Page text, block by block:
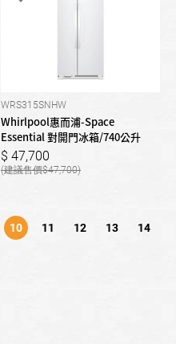
WRS315SNHW
Whirlpool惠而浦-Space
Essential 對開門冰箱/740公升
47,700
47,700
10 11 12 13 14